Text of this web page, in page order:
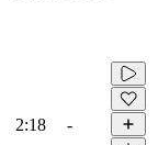
2:18 -